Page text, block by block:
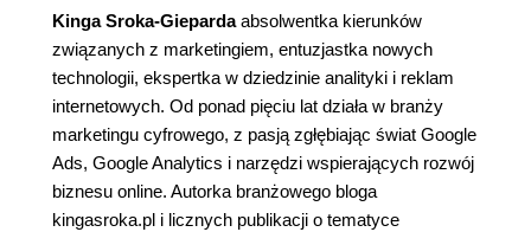
Kinga Sroka-Giepardaabsolwentka kierunków
związanych z marketingiem, entuzjastka nowych
technologii, ekspertka w dziedzinie analityki i reklam
internetowych. Od ponad pięciu lat działa w branży
marketingu cyfrowego, z pasją zgłębiając świat Google
Ads, Google Analytics i narzędzi wspierających rozwój
biznesu online. Autorka branżowego bloga
kingasroka.pl i licznych publikacji o tematyce